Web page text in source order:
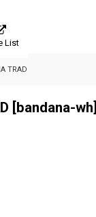
List
TRAD
[bandana-wh]